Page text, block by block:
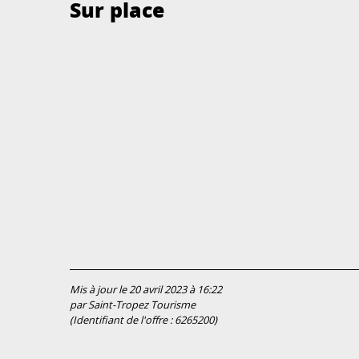
Sur place
Mis à jour le 20 avril 2023 à 16:22
par Saint-Tropez Tourisme
(Identifiant de l'offre :6265200)